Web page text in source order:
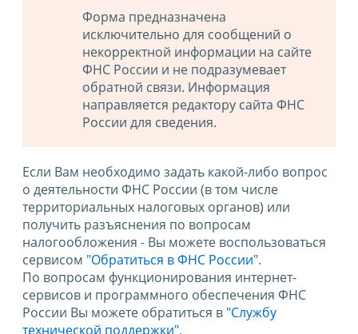
Форма предназначена
исключительно для сообщений о
некорректной информации на сайте
ФНС России и не подразумевает
обратной связи. Информация
направляется редактору сайта ФНС
России для сведения.
Если Вам необходимо задать какой-либо вопрос
о деятельности ФНС России (в том числе
территориальных налоговых органов) или
получить разъяснения по вопросам
налогообложения - Вы можете воспользоваться
сервисом "Обратиться в ФНС России".
По вопросам функционирования интернет-
сервисов и программного обеспечения ФНС
России Вы можете обратиться в "Службу
технической поддержки".